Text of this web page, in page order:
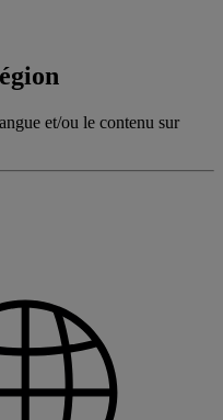
et/ou le contenu sur